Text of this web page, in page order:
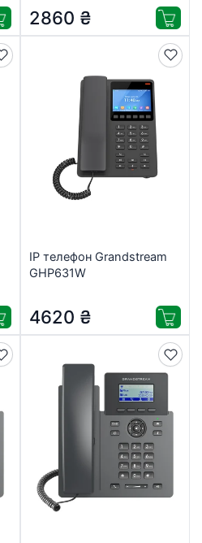
2860 ₴
IP телефон Grandstream
GHP631W
4620 ₴